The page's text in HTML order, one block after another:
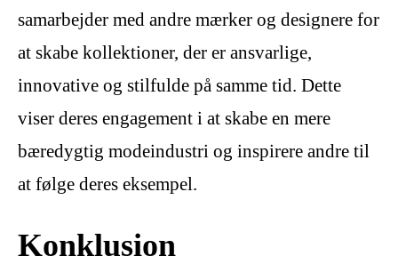
samarbejder med andre mærker og designere for
at skabe kollektioner, der er ansvarlige,
innovative og stilfulde på samme tid. Dette
viser deres engagement i at skabe en mere
bæredygtig modeindustri og inspirere andre til
at følge deres eksempel.
Konklusion